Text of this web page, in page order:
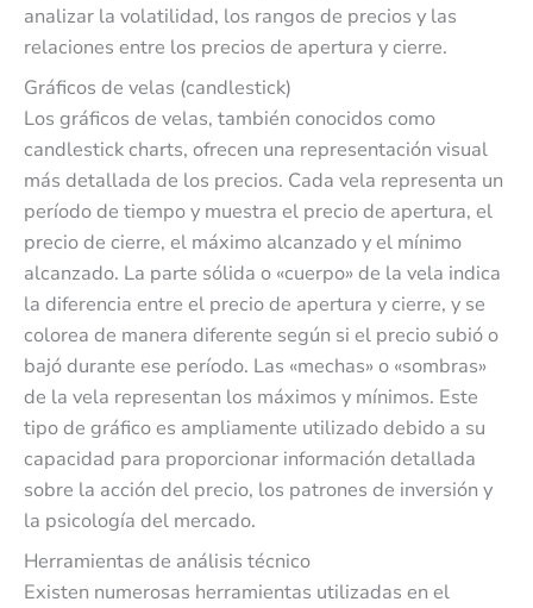
analizar la volatilidad, los rangos de precios y las
relaciones entre los precios de apertura y cierre.
Gráficos de velas (candlestick)
Los gráficos de velas, también conocidos como
candlestick charts, ofrecen una representación visual
más detallada de los precios. Cada vela representa un
período de tiempo y muestra el precio de apertura, el
precio de cierre, el máximo alcanzado y el mínimo
alcanzado. La parte sólida o «cuerpo» de la vela indica
la diferencia entre el precio de apertura y cierre, y se
colorea de manera diferente según si el precio subió o
bajó durante ese período. Las «mechas» o «sombras»
de la vela representan los máximos y mínimos. Este
tipo de gráfico es ampliamente utilizado debido a su
capacidad para proporcionar información detallada
sobre la acción del precio, los patrones de inversión y
la psicología del mercado.
Herramientas de análisis técnico
Existen numerosas herramientas utilizadas en el